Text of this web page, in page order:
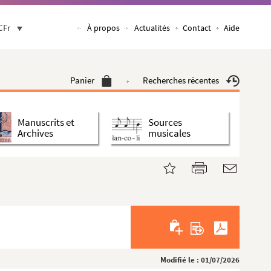
À propos Actualités Contact Aide
Panier Recherches récentes
Manuscrits et
Archives
Sources
musicales
Modifié le : 01/07/2026